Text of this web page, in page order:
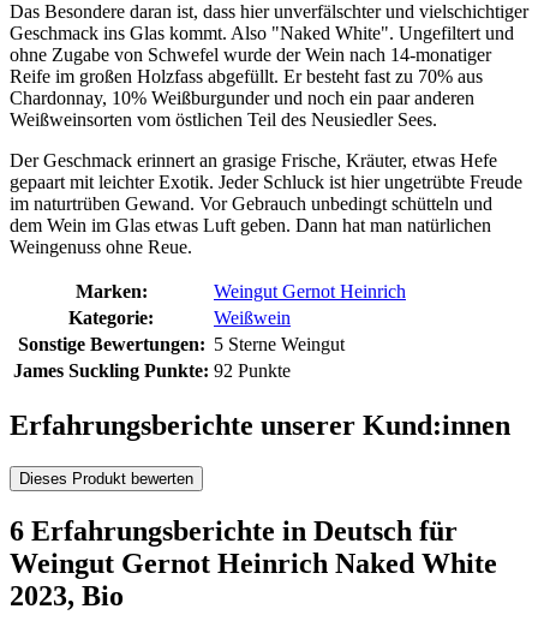
Das Besondere daran ist, dass hier unverfälschter und vielschichtiger
Geschmack ins Glas kommt. Also "Naked White". Ungefiltert und
ohne Zugabe von Schwefel wurde der Wein nach 14-monatiger
Reife im großen Holzfass abgefüllt. Er besteht fast zu 70% aus
Chardonnay, 10% Weißburgunder und noch ein paar anderen
Weißweinsorten vom östlichen Teil des Neusiedler Sees.
Der Geschmack erinnert an grasige Frische, Kräuter, etwas Hefe
gepaart mit leichter Exotik. Jeder Schluck ist hier ungetrübte Freude
im naturtrüben Gewand. Vor Gebrauch unbedingt schütteln und
dem Wein im Glas etwas Luft geben. Dann hat man natürlichen
Weingenuss ohne Reue.
Marken:
Weingut Gernot Heinrich
Kategorie:
Weißwein
Sonstige Bewertungen: 5 Sterne Weingut
James Suckling Punkte: 92 Punkte
Erfahrungsberichte unserer Kund:innen
Dieses Produkt bewerten
6 Erfahrungsberichte in Deutsch für
Weingut Gernot Heinrich Naked White
2023, Bio